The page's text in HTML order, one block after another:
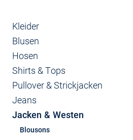
Kleider
Blusen
Hosen
Shirts & Tops
Pullover & Strickjacken
Jeans
Jacken & Westen
Blousons